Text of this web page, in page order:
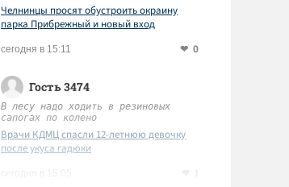
Челнинцы просят обустроить окраину
парка Прибрежный и новый вход
сегодня в 15:11 0
Гость 3474
В лесу надо ходить в резиновых
сапогах по колено
Врачи КДМЦ спасли 12-летнюю девочку
после укуса гадюки